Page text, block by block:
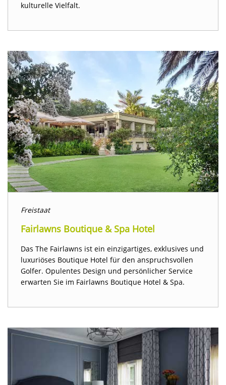
kulturelle Vielfalt.
Freistaat
Fairlawns Boutique & Spa Hotel
Das The Fairlawns ist ein einzigartiges, exklusives und
luxuriöses Boutique Hotel für den anspruchsvollen
Golfer. Opulentes Design und persönlicher Service
erwarten Sie im Fairlawns Boutique Hotel & Spa.